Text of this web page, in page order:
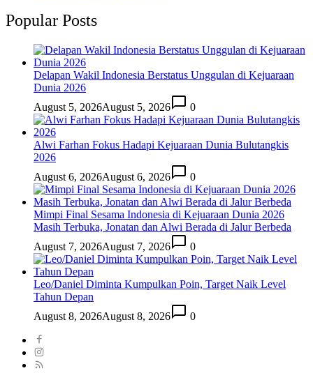
Popular Posts
Delapan Wakil Indonesia Berstatus Unggulan di Kejuaraan
Dunia 2026
August 5, 2026August 5, 2026 0
Alwi Farhan Fokus Hadapi Kejuaraan Dunia Bulutangkis
2026
August 6, 2026August 6, 2026 0
Mimpi Final Sesama Indonesia di Kejuaraan Dunia 2026
Masih Terbuka, Jonatan dan Alwi Berada di Jalur Berbeda
August 7, 2026August 7, 2026 0
Leo/Daniel Diminta Kumpulkan Poin, Target Naik Level
Tahun Depan
August 8, 2026August 8, 2026 0